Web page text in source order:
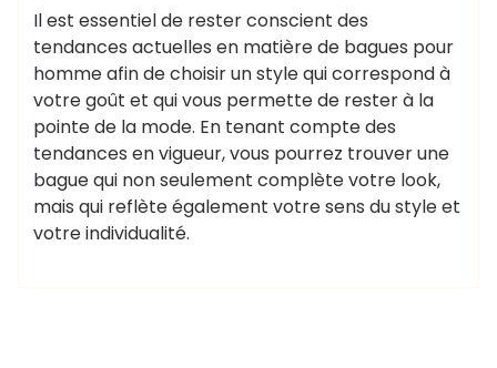
Il est essentiel de rester conscient des
tendances actuelles en matière de bagues pour
homme afin de choisir un style qui correspond à
votre goût et qui vous permette de rester à la
pointe de la mode. En tenant compte des
tendances en vigueur, vous pourrez trouver une
bague qui non seulement complète votre look,
mais qui reflète également votre sens du style et
votre individualité.